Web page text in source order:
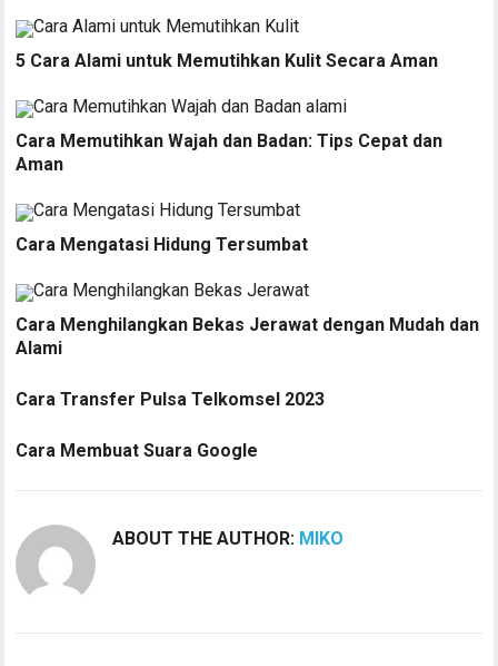
5 Cara Alami untuk Memutihkan Kulit Secara Aman
Cara Memutihkan Wajah dan Badan: Tips Cepat dan
Aman
Cara Mengatasi Hidung Tersumbat
Cara Menghilangkan Bekas Jerawat dengan Mudah dan
Alami
Cara Transfer Pulsa Telkomsel 2023
Cara Membuat Suara Google
ABOUT THE AUTHOR: MIKO